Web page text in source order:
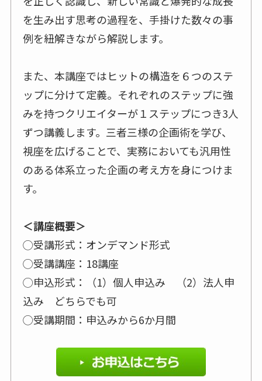
を生み出す思考の過程を、手掛けた数々の事
例を紐解きながら解説します。
また、本講座ではヒットの構造を６つのステ
ップに分けて定義。それぞれのステップに強
みを持つクリエイターが１ステップにつき3人
ずつ講義します。三者三様の企画術を学び、
視座を広げることで、実務においても汎用性
のある体系立った企画の考え方を身につけま
す。
＜講座概要＞
◯受講形式：オンデマンド形式
◯受講講座：18講座
◯申込形式：（1）個人申込み （2）法人申
込み どちらでも可
◯受講期間：申込みから6か月間